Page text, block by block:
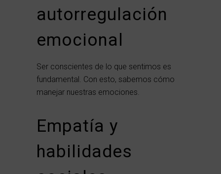
autorregulación
emocional
Ser conscientes de lo que sentimos es
fundamental. Con esto, sabemos cómo
manejar nuestras emociones.
Empatía y
habilidades